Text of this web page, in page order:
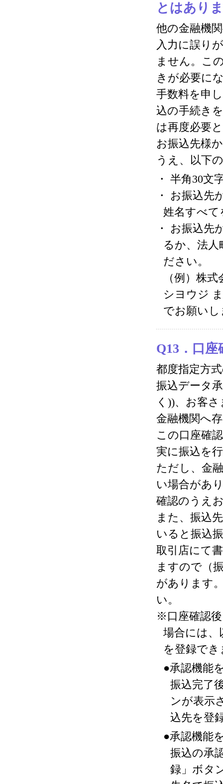
とはあり
他の金融機
入力に誤り
ません。こ
きが必要に
手数料を申
込の手続き
は再度必要
お振込先様
うえ、以下
・ 半角30文
・ お振込先
姓名すべ
・ お振込先
るか、法
ださい。
（例）株
シヨウジ
でお願い
Q13．口
都度指定方
振込データ
く))、お客
金融機関へ
この口座確
実に振込を
ただし、金
い場合があ
確認のうえ
また、振込
いると振込
取引店にて
ますので（
があります
い。
※口座確認
場合には、
を登録でき
●承認機能
振込完了
ンが表示
込先を登
●承認機能
振込の承
録」ボタ